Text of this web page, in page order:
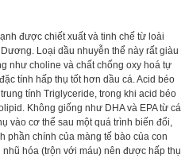
được chiết xuất và tinh chế từ loài
Loại dầu nhuyễn thể này rất giàu
như choline và chất chống oxy hoá tự
tính hấp thụ tốt hơn dầu cá. Acid béo
tính Triglyceride, trong khi acid béo
Không giống như DHA và EPA từ cá
vào cơ thể sau một quá trình biến đổi,
phần chính của màng tế bào của con
hóa (trộn với máu) nên được hấp thụ